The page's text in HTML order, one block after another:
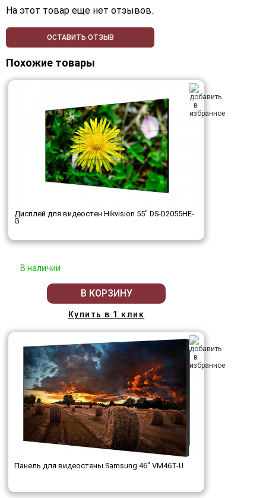
На этот товар еще нет отзывов.
ОСТАВИТЬ ОТЗЫВ
Похожие товары
Дисплей для видеостен Hikvision 55" DS-D2055HE-
G
В наличии
В КОРЗИНУ
Купить в 1 клик
Панель для видеостены Samsung 46" VM46T-U